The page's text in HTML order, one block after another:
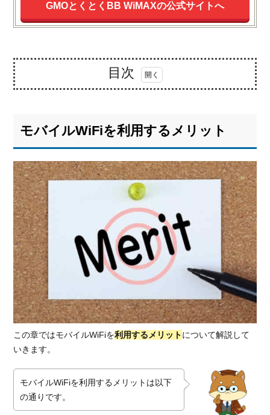
GMOとくとくBB WiMAXの公式サイトへ
目次
WiFi
を利
用す
るメ
リッ
ト
1.1.
光回
線に
比べ
て価
格が
安い
1.2.
不要
で最
日か
える
モバイルWiFiを利用するメリット
この章ではモバイルWiFiを利用するメリットについて解説して
いきます。
モバイルWiFiを利用するメリットは以下
の通りです。